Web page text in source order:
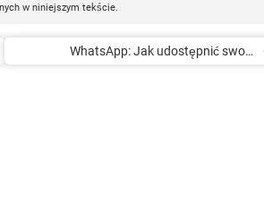
w niniejszym tekście.
WhatsApp: Jak udostępnić swoją